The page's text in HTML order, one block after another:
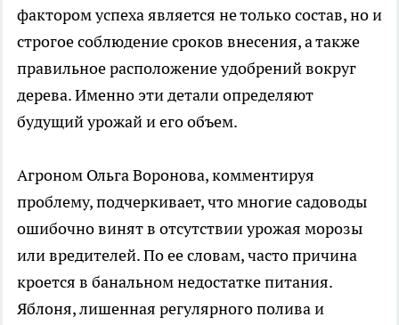
фактором успеха является не только состав, но и
строгое соблюдение сроков внесения, а также
правильное расположение удобрений вокруг
дерева. Именно эти детали определяют
будущий урожай и его объем.
Агроном Ольга Воронова, комментируя
проблему, подчеркивает, что многие садоводы
ошибочно винят в отсутствии урожая морозы
или вредителей. По ее словам, часто причина
кроется в банальном недостатке питания.
Яблоня, лишенная регулярного полива и